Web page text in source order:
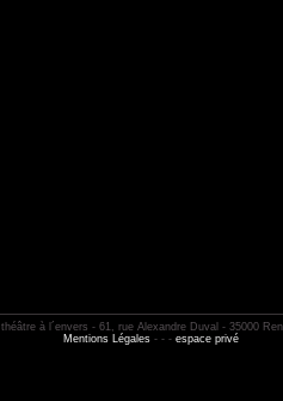
théâtre à l´envers - 61, rue Alexandre Duval - 35000
Mentions Légales - - - espace privé